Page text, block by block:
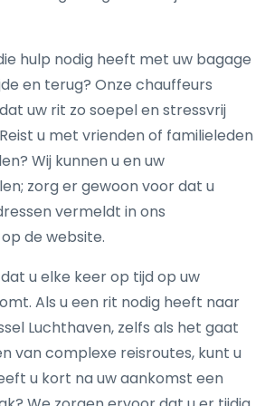
hulp nodig heeft met uw bagage
en terug? Onze chauffeurs
uw rit zo soepel en stressvrij
u met vrienden of familieleden
Wij kunnen u en uw
zorg er gewoon voor dat u
vermeldt in ons
de website.
u elke keer op tijd op uw
Als u een rit nodig heeft naar
Luchthaven, zelfs als het gaat
van complexe reisroutes, kunt u
u kort na uw aankomst een